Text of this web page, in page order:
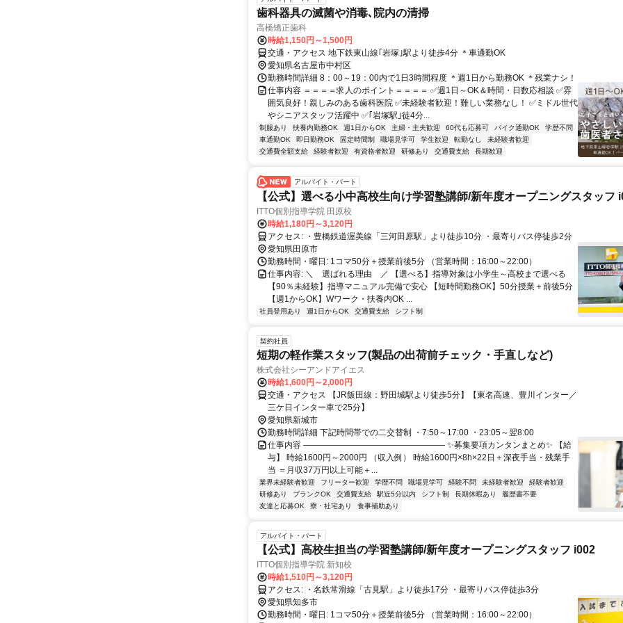
歯科器具の滅菌や消毒､院内の清掃
高橋矯正歯科
時給1,150円～1,500円
交通・アクセス 地下鉄東山線｢岩塚｣駅より徒歩4分 ＊車通勤OK
愛知県名古屋市中村区
勤務時間詳細 8：00～19：00内で1日3時間程度 ＊週1日から勤務OK ＊残業ナシ！
仕事内容 ＝＝＝＝求人のポイント＝＝＝＝ ✅週1日～OK＆時間・日数応相談 ✅雰
囲気良好！親しみのある歯科医院 ✅未経験者歓迎！難しい業務なし！ ✅ミドル世代
やシニアスタッフ活躍中 ✅｢岩塚駅｣徒4分...
制服あり 扶養内勤務OK 週1日からOK 主婦・主夫歓迎 60代も応募可 バイク通勤OK
学歴不問
車通勤OK
即日勤務OK 固定時間制 職場見学可 学生歓迎 転勤なし
未経験者歓迎
交通費全額支給
経験者歓迎 有資格者歓迎 研修あり 交通費支給 長期歓迎
アルバイト・パート
【公式】選べる小中高校生向け学習塾講師/新年度オープニングスタッフ
ITTO個別指導学院 田原校
時給1,180円～3,120円
アクセス: ・豊橋鉄道渥美線「三河田原駅」より徒歩10分 ・最寄りバス停徒歩2分
愛知県田原市
勤務時間・曜日: 1コマ50分＋授業前後5分 （営業時間：16:00～22:00）
仕事内容: ＼ 選ばれる理由 ／ 【選べる】指導対象は小学生～高校まで選べる
【90％未経験】指導マニュアル完備で安心 【短時間勤務OK】50分授業＋前後5分
【週1からOK】Wワーク・扶養内OK ...
社員登用あり 週1日からOK 交通費支給 シフト制
契約社員
短期の軽作業スタッフ(製品の出荷前チェック・手直しなど)
株式会社シーアンドアイエス
時給1,600円～2,000円
交通・アクセス 【JR飯田線：野田城駅より徒歩5分】【東名高速、豊川インター／
三ケ日インター車で25分】
愛知県新城市
勤務時間詳細 下記時間帯での二交替制 ・7:50～17:00 ・23:05～翌8:00
仕事内容 ――――――――――――――――― ✨募集要項カンタンまとめ✨ 【給
与】 時給1600円～2000円 （収入例） 時給1600円×8h×22日＋深夜手当・残業手
当 ＝月収37万円以上可能＋...
業界未経験者歓迎 フリーター歓迎 学歴不問 職場見学可 経験不問 未経験者歓迎
経験者歓迎
研修あり
ブランクOK 交通費支給 駅近5分以内 シフト制 長期休暇あり
履歴書不要
友達と応募OK
寮・社宅あり 食事補助あり
アルバイト・パート
【公式】高校生担当の学習塾講師/新年度オープニングスタッフ i002
ITTO個別指導学院 新知校
時給1,510円～3,120円
アクセス: ・名鉄常滑線「古見駅」より徒歩17分 ・最寄りバス停徒歩3分
愛知県知多市
勤務時間・曜日: 1コマ50分＋授業前後5分 （営業時間：16:00～22:00）